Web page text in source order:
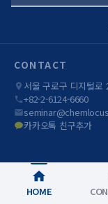
HOME
CONTACT
서울 구로구 디지털
+82-2-6124-6660
카카오톡 친구추가